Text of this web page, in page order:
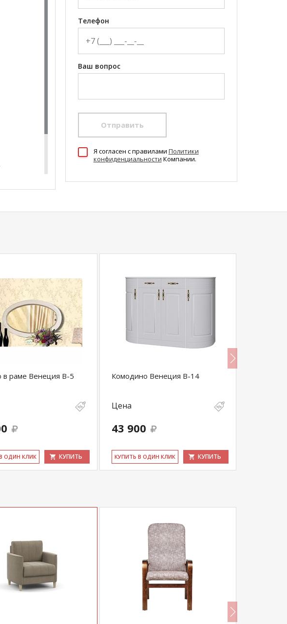
Телефон
Ваш вопрос
Отправить
Я согласен c правилами Политики
конфиденциальности Компании.
в раме Венеция В-5
ОДИН КЛИК КУПИТЬ
Комодино Венеция В-14
Цена
43 900
КУ­ПИТЬ В ОДИН КЛИК КУПИТЬ